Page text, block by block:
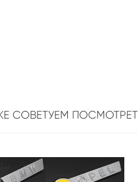
СОВЕТУЕМ